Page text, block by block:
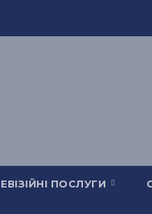
ПОСЛУГИ